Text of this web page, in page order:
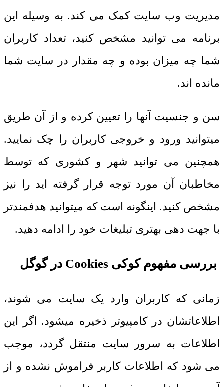
مدیریت وب سایت کمک می کند. به وسیله این
برنامه می توانید مشخص کنید، تعداد کاربران
شما چه میزان بوده و چه مقدار در سایت شما
مانده اند.
سن و جنسیت آنها را تعیین کرده و از آن طریق
میتوانید ورود و خروجی کاربران را چک نمایید.
همچنین می توانید شهر و کشوری که توسط
مخاطبان آن مورد توجه قرار گرفته اید را نیز
مشخص کنید. اینگونه است که میتوانید هدفمندتر
با جهت دهی بهتری تبلیغات خود را ادامه دهید.
بررسی مفهوم کوکی Cookies در گوگل
زمانی که کاربران وارد یک سایت می شوند،
اطلاعاتشان در کامپیوتر ذخیره میشود. اگر این
اطلاعات به سرور سایت منتقل گردد، موجب
می شود که اطلاعات کاربر فراموش نشده و از